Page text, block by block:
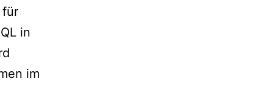
für
in
im